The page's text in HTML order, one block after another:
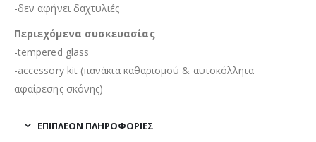
-δεν αφήνει δαχτυλιές
Περιεχόμενα συσκευασίας
-tempered glass
-accessory kit (πανάκια καθαρισμού & αυτοκόλλητα
αφαίρεσης σκόνης)
ΕΠΙΠΛΈΟΝ ΠΛΗΡΟΦΟΡΊΕΣ